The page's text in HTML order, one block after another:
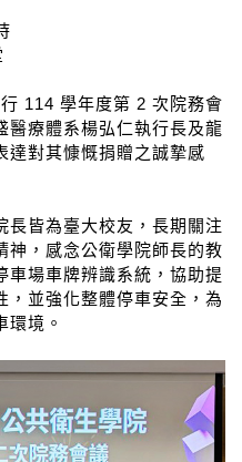
114 學年度第 2 次院務會
醫療體系楊弘仁執行長及龍
達對其慷慨捐贈之誠摯感
皆為臺大校友，長期關注
神，感念公衛學院師長的教
車場車牌辨識系統，協助提
，並強化整體停車安全，為
環境。